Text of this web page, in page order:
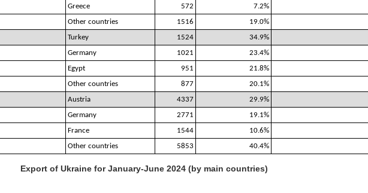
Greece
572 7.2%
Other countries
1516 19.0%
Turkey 1524 34.9%
Germany
1021 23.4%
Egypt
951 21.8%
Other countries
877 20.1%
Austria 4337 29.9%
Germany
2771 19.1%
France
1544 10.6%
Other countries
5853 40.4%
Export of Ukraine for January-June 2024 (by main countries)